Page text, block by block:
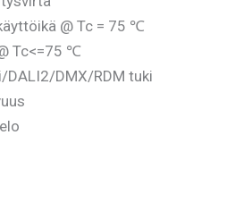
@ Tc = 75 ℃
Tc<=75 ℃
DMX/RDM tuki